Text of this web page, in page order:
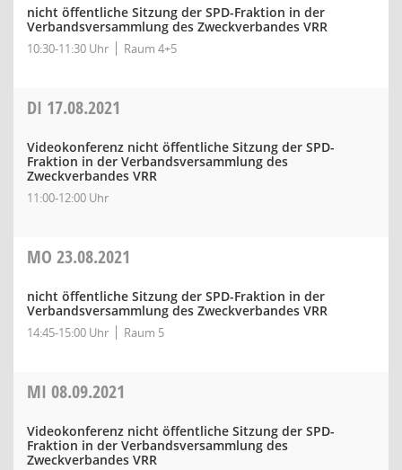
nicht öffentliche Sitzung der SPD-Fraktion in der
Verbandsversammlung des Zweckverbandes VRR
10:30-11:30 Uhr Raum 4+5
DI 17.08.2021
Videokonferenz nicht öffentliche Sitzung der SPD-
Fraktion in der Verbandsversammlung des
Zweckverbandes VRR
11:00-12:00 Uhr
MO 23.08.2021
nicht öffentliche Sitzung der SPD-Fraktion in der
Verbandsversammlung des Zweckverbandes VRR
14:45-15:00 Uhr Raum 5
MI 08.09.2021
Videokonferenz nicht öffentliche Sitzung der SPD-
Fraktion in der Verbandsversammlung des
Zweckverbandes VRR